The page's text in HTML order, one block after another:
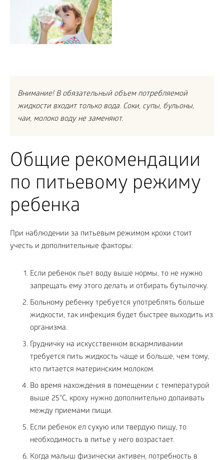
Внимание! В обязательный объем потребляемой
жидкости входит только вода. Соки, супы, бульоны,
чаи, молоко воду не заменяют.
Общие рекомендации
по питьевому режиму
ребенка
При наблюдении за питьевым режимом крохи стоит
учесть и дополнительные факторы:
Если ребенок пьет воду выше нормы, то не нужно
запрещать ему этого делать и отбирать бутылочку.
Больному ребенку требуется употреблять больше
жидкости, так инфекция будет быстрее выходить из
организма.
Грудничку на искусственном вскармливании
требуется пить жидкость чаще и больше, чем тому,
кто питается материнским молоком.
Во время нахождения в помещении с температурой
выше 25°C, кроху нужно дополнительно допаивать
между приемами пищи.
Если ребенок ел сухую или твердую пищу, то
необходимость в питье у него возрастает.
Когда малыш физически активен, потребность в